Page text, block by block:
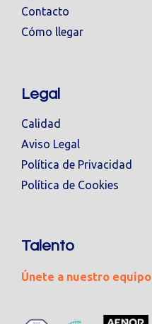
Contacto
Cómo llegar
Legal
Calidad
Aviso Legal
Política de Privacidad
Política de Cookies
Talento
Únete a nuestro equipo